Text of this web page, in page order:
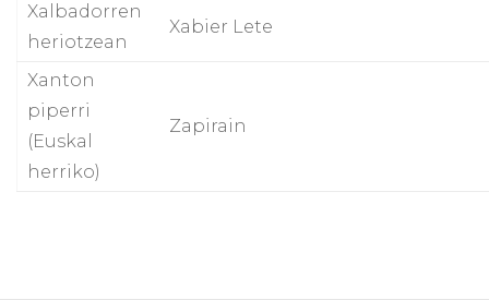
Xalbadorren
heriotzean
Xabier Lete
Xanton
piperri
(Euskal
herriko)
Zapirain